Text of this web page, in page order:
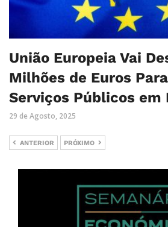
União Europeia Vai
Milhões de Euros
Serviços Públicos em
29 de Agosto, 2025
ANTERIOR PRÓXIMO